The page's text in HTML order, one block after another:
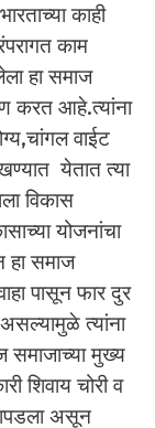
काही
काम
हा समाज
करत आहे.त्यांना
वाईट
येतात त्या
विकास
योजनांचा
हा समाज
पासून फार दुर
त्यांना
समाजाच्या मुख्य
शिवाय चोरी व
असून